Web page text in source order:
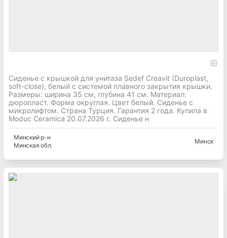
Сиденье с крышкой для унитаза Sedef Creavit (Duroplast,
soft-close), белый с системой плавного закрытия крышки.
Размеры: ширина 35 см, глубина 41 см. Материал:
дюропласт. Форма округлая. Цвет белый. Сиденье с
микролифтом. Страна Турция. Гарантия 2 года. Купила в
Moduc Ceramica 20.07.2026 г. Сиденье н
Минскийр-н
Минская обл.
Минск